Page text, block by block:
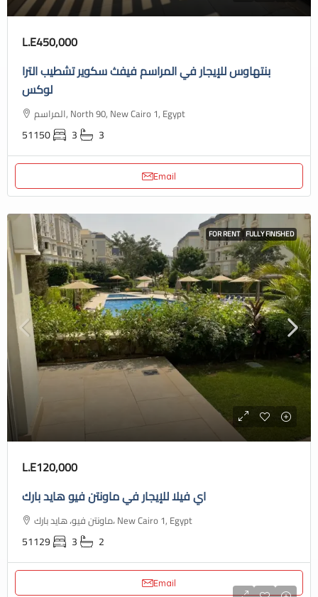
L.E450,000
بنتهاوس للإيجار في المراسم فيفث سكوير تشطيب الترا
لوكس
المراسم, North 90, New Cairo 1, Egypt
51150 3 3
Email
FOR RENT FULLY FINISHED
L.E120,000
اي فيلا للإيجار في ماونتن فيو هايد بارك
ماونتن فيو، هايد بارك، New Cairo 1, Egypt
51129 3 2
Email